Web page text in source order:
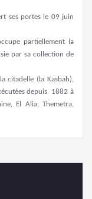
ses portes le 09 juin
partiellement la
par sa collection de
citadelle (la Kasbah),
depuis 1882 à
El Alia, Themetra,